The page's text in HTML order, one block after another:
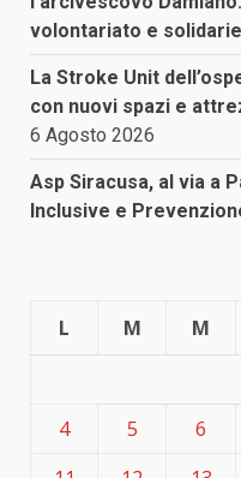
volontariato e
La Stroke Unit
con nuovi spazi e
6 Agosto 2026
Asp Siracusa, al via a
Inclusive e
L M M
4
5 6